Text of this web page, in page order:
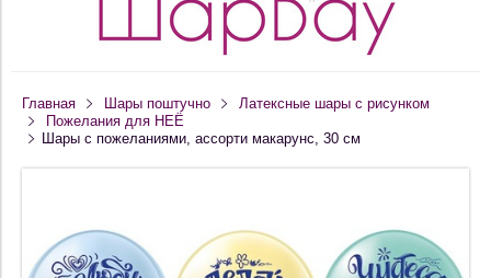
Главная Шары поштучно
Латексные шары с рисунком
Пожелания для НЕЁ
Шары с пожеланиями, ассорти макарунс, 30 см